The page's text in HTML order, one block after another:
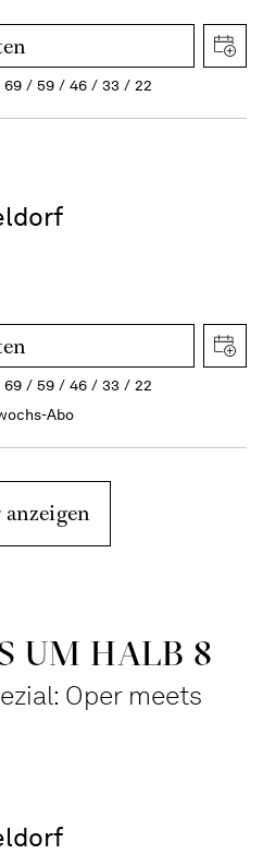
69 59 46 33 22
69 59 46 33
22
Abo
UM HALB 8
Oper meets